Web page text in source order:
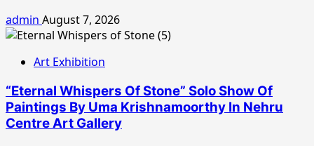
admin August 7, 2026
Art Exhibition
“Eternal Whispers Of Stone” Solo Show Of
Paintings By Uma Krishnamoorthy In Nehru
Centre Art Gallery